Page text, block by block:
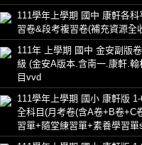
111學年上學期 國中 康軒各科
習卷&段考複習卷(補充資源全
111年 上學期 國中 金安副版
級 (金安A版本.含南一.康軒.翰
目vvd
111學年上學期 國小 康軒版
全科目(月考卷(含A卷+B卷+C
習單+隨堂練習單+素養學習單